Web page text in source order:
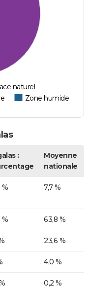
naturel
Zone humide
:
Moyenne
nationale
% 7,7 %
% 63,8 %
23,6 %
4,0 %
0,2 %